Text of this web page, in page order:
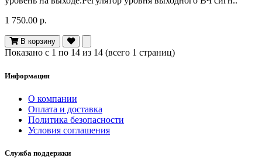
1 750.00 р.
В корзину
Показано с 1 по 14 из 14 (всего 1 страниц)
Информация
О компании
Оплата и доставка
Политика безопасности
Условия соглашения
Служба поддержки